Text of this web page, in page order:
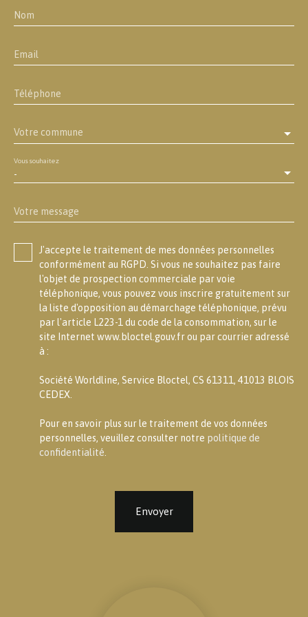
Nom
Email
Téléphone
Votre commune
-
Vous souhaitez
Votre message
J'accepte le traitement de mes données personnelles
conformément au RGPD. Si vous ne souhaitez pas faire
l'objet de prospection commerciale par voie
téléphonique, vous pouvez vous inscrire gratuitement sur
la liste d'opposition au démarchage téléphonique, prévu
par l'article L223-1 du code de la consommation, sur le
site Internet www.bloctel.gouv.fr ou par courrier adressé
à :
Société Worldline, Service Bloctel, CS 61311, 41013 BLOIS
CEDEX.
Pour en savoir plus sur le traitement de vos données
personnelles, veuillez consulter notre politique de
confidentialité
Envoyer